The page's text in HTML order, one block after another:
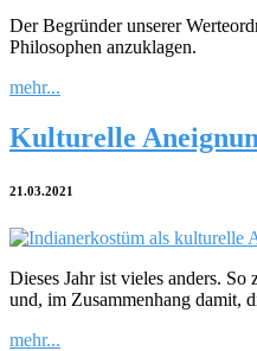
Der Begründer unserer
Philosophen anzuklagen.
mehr...
Kulturelle
21.03.2021
Dieses Jahr ist vieles anders.
und, im Zusammenhang damit,
mehr...